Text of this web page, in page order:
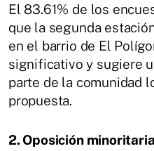
El 83.61% de los
que la segunda
en el barrio de El
significativo y sugiere
parte de la comunidad
propuesta.
2. Oposición